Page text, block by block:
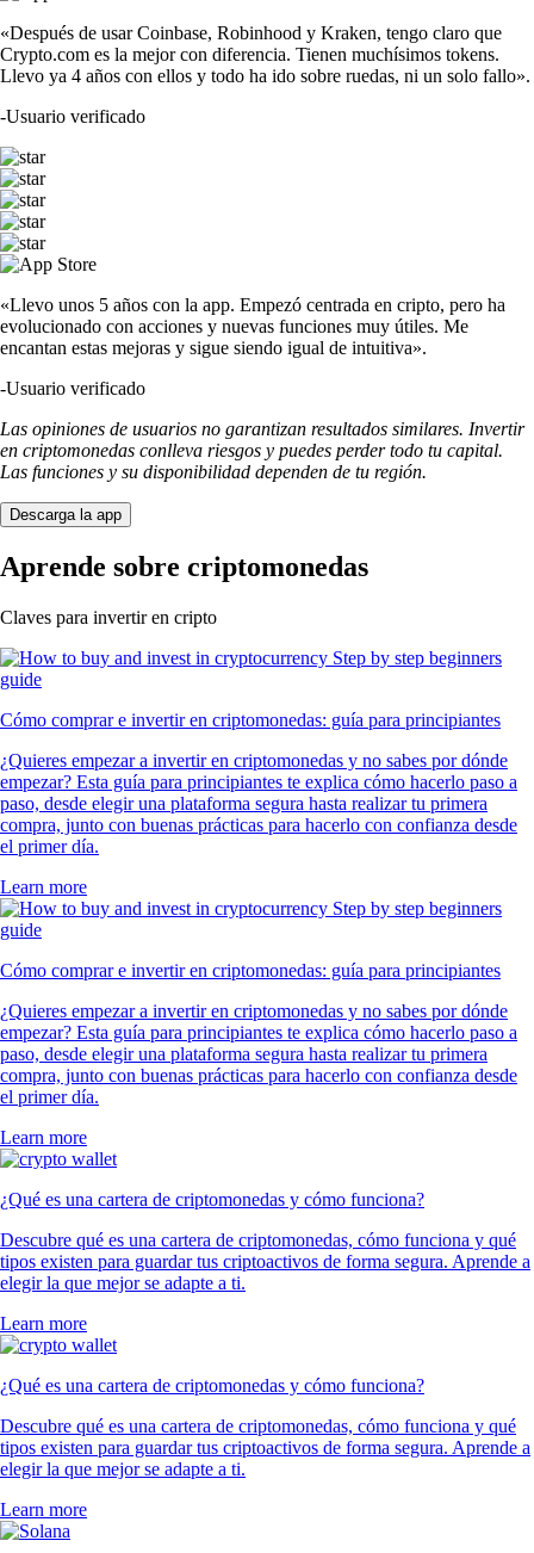
«Después de usar Coinbase, Robinhood y Kraken, tengo claro que
Crypto.com es la mejor con diferencia. Tienen muchísimos tokens.
Llevo ya 4 años con ellos y todo ha ido sobre ruedas, ni un solo fallo».
-Usuario verificado
«Llevo unos 5 años con la app. Empezó centrada en cripto, pero ha
evolucionado con acciones y nuevas funciones muy útiles. Me
encantan estas mejoras y sigue siendo igual de intuitiva».
-Usuario verificado
Las opiniones de usuarios no garantizan resultados similares. Invertir
en criptomonedas conlleva riesgos y puedes perder todo tu capital.
Las funciones y su disponibilidad dependen de tu región.
Descarga la app
Aprende sobre criptomonedas
Claves para invertir en cripto
Cómo comprar e invertir en criptomonedas: guía para principiantes
¿Quieres empezar a invertir en criptomonedas y no sabes por dónde
empezar? Esta guía para principiantes te explica cómo hacerlo paso a
paso, desde elegir una plataforma segura hasta realizar tu primera
compra, junto con buenas prácticas para hacerlo con confianza desde
el primer día.
Learn more
Cómo comprar e invertir en criptomonedas: guía para principiantes
¿Quieres empezar a invertir en criptomonedas y no sabes por dónde
empezar? Esta guía para principiantes te explica cómo hacerlo paso a
paso, desde elegir una plataforma segura hasta realizar tu primera
compra, junto con buenas prácticas para hacerlo con confianza desde
el primer día.
Learn more
¿Qué es una cartera de criptomonedas y cómo funciona?
Descubre qué es una cartera de criptomonedas, cómo funciona y qué
tipos existen para guardar tus criptoactivos de forma segura. Aprende a
elegir la que mejor se adapte a ti.
Learn more
¿Qué es una cartera de criptomonedas y cómo funciona?
Descubre qué es una cartera de criptomonedas, cómo funciona y qué
tipos existen para guardar tus criptoactivos de forma segura. Aprende a
elegir la que mejor se adapte a ti.
Learn more